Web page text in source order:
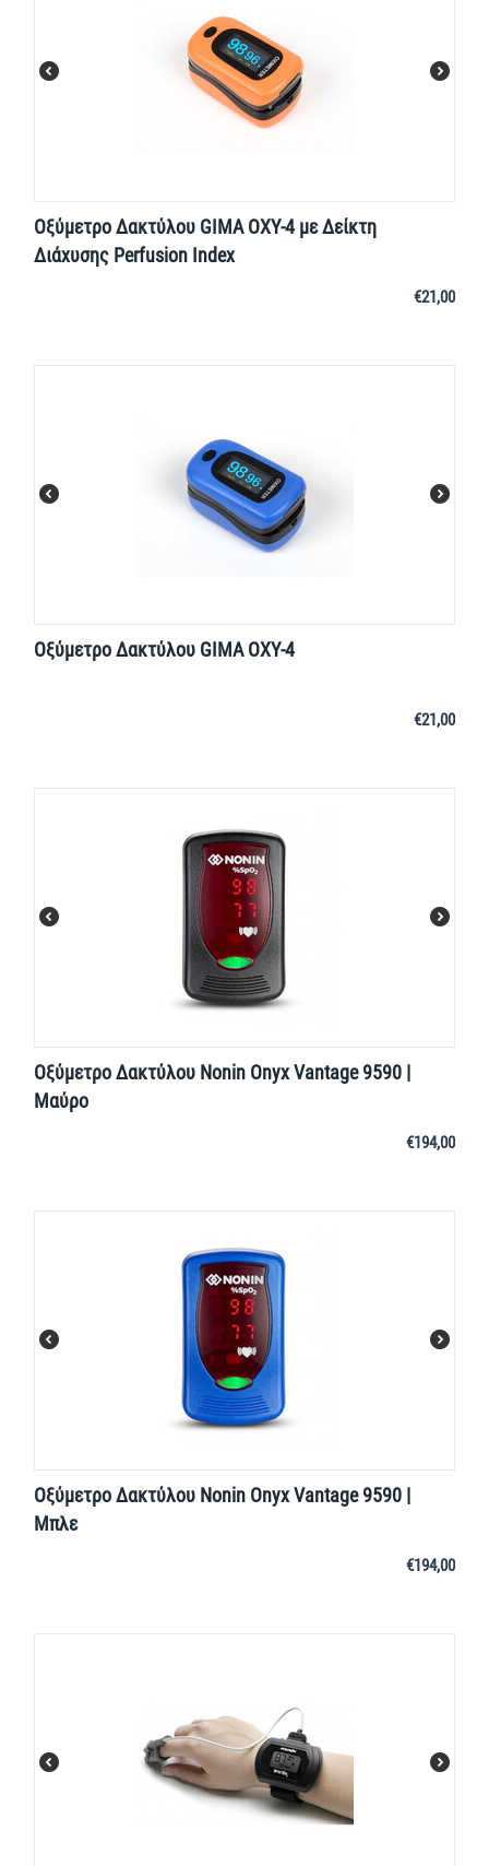
Οξύμετρο Δακτύλου GIMA OXY-4 με Δείκτη
Διάχυσης Perfusion Index
€21,00
Οξύμετρο Δακτύλου GIMA OXY-4
€21,00
Οξύμετρο Δακτύλου Nonin Onyx Vantage 9590 |
Μαύρο
€194,00
Οξύμετρο Δακτύλου Nonin Onyx Vantage 9590 |
Μπλε
€194,00